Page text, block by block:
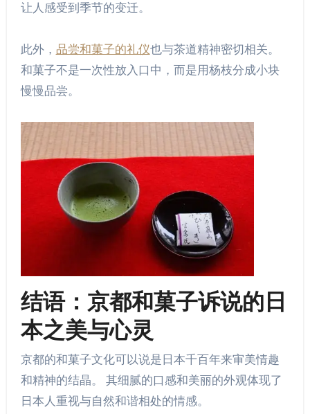
让人感受到季节的变迁。
此外， 品尝和菓子的礼仪也与茶道精神密切相关。
和菓子不是一次性放入口中，而是用杨枝分成小块
慢慢品尝。
结语：京都和菓子诉说的日
本之美与心灵
京都的和菓子文化可以说是日本千百年来审美情趣
和精神的结晶。 其细腻的口感和美丽的外观体现了
日本人重视与自然和谐相处的情感。